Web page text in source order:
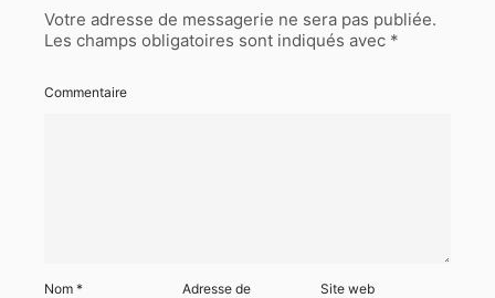
Votre adresse de messagerie ne sera pas publiée.
Les champs obligatoires sont indiqués avec *
Commentaire
Nom *
Adresse de
Site web